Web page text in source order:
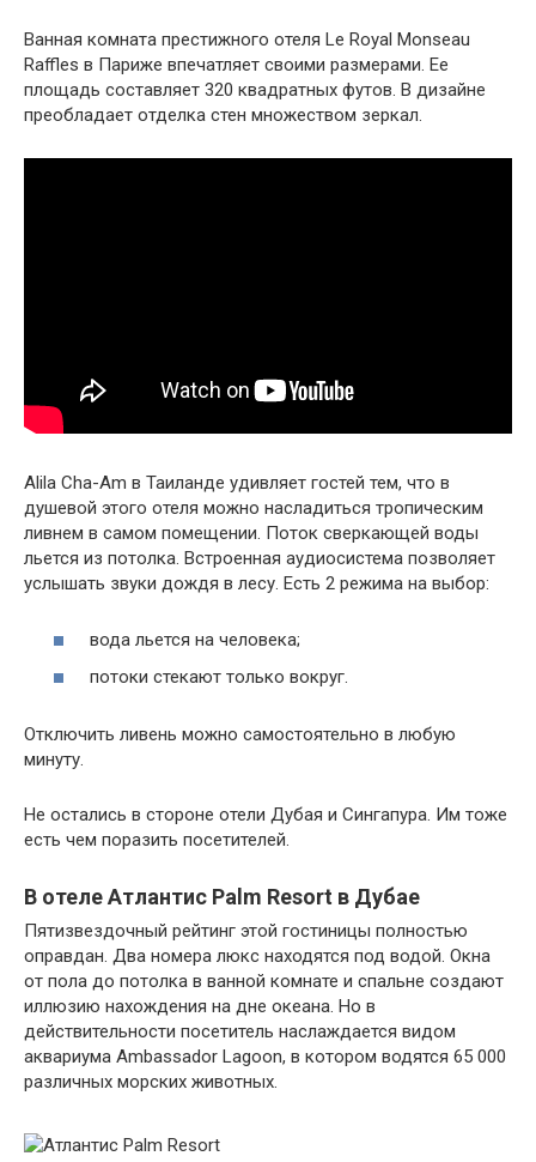
Ванная комната престижного отеля Le Royal Monseau
Raffles в Париже впечатляет своими размерами. Ее
площадь составляет 320 квадратных футов. В дизайне
преобладает отделка стен множеством зеркал.
Alila Cha-Am в Таиланде удивляет гостей тем, что в
душевой этого отеля можно насладиться тропическим
ливнем в самом помещении. Поток сверкающей воды
льется из потолка. Встроенная аудиосистема позволяет
услышать звуки дождя в лесу. Есть 2 режима на выбор:
вода льется на человека;
потоки стекают только вокруг.
Отключить ливень можно самостоятельно в любую
минуту.
Не остались в стороне отели Дубая и Сингапура. Им тоже
есть чем поразить посетителей.
В отеле Атлантис Palm Resort в Дубае
Пятизвездочный рейтинг этой гостиницы полностью
оправдан. Два номера люкс находятся под водой. Окна
от пола до потолка в ванной комнате и спальне создают
иллюзию нахождения на дне океана. Но в
действительности посетитель наслаждается видом
аквариума Ambassador Lagoon, в котором водятся 65 000
различных морских животных.